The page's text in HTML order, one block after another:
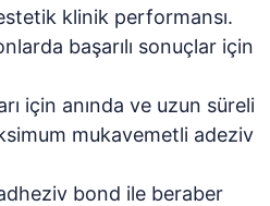
estetik klinik performansı.
başarılı sonuçlar için
için anında ve uzun süreli
mukavemetli adeziv
bond ile beraber